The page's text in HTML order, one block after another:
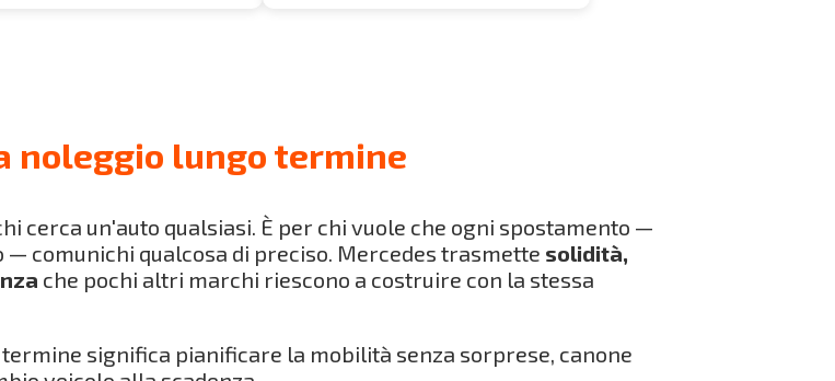
noleggio lungo termine
cerca un'auto qualsiasi. È per chi vuole che ogni spostamento —
comunichi qualcosa di preciso. Mercedes trasmette solidità,
che pochi altri marchi riescono a costruire con la stessa
significa pianificare la mobilità senza sorprese, canone